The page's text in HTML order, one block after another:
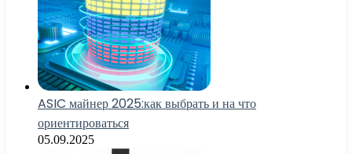
ASIC майнер 2025:как выбрать и на что
ориентироваться
05.09.2025